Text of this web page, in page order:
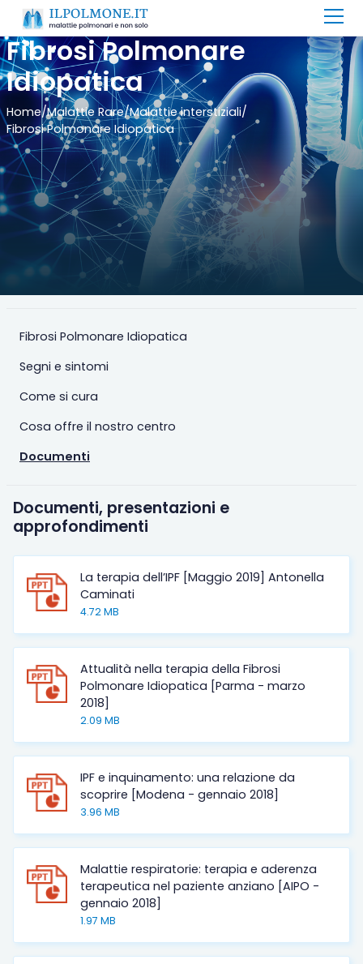
Fibrosi Polmonare
Idiopatica
Home/Malattie Rare/Malattie interstiziali/
Fibrosi Polmonare Idiopatica
Fibrosi Polmonare Idiopatica
Segni e sintomi
Come si cura
Cosa offre il nostro centro
Documenti
Documenti, presentazioni e
approfondimenti
La terapia dell’IPF [Maggio 2019] Antonella
Caminati
4.72 MB
Attualità nella terapia della Fibrosi
Polmonare Idiopatica [Parma - marzo
2018]
2.09 MB
IPF e inquinamento: una relazione da
scoprire [Modena - gennaio 2018]
3.96 MB
Malattie respiratorie: terapia e aderenza
terapeutica nel paziente anziano [AIPO -
gennaio 2018]
1.97 MB